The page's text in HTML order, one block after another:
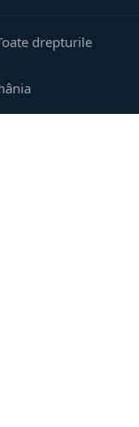
drepturile